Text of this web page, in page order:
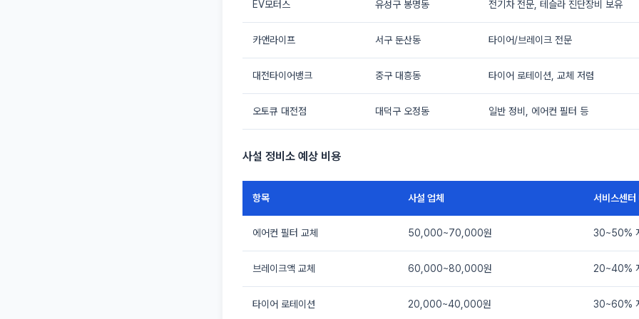
EV모터스 유성구 봉명동 전기차 전문, 테슬라 진단장비 보유
카앤라이프 서구 둔산동 타이어/브레이크 전문
대전타이어뱅크 중구 대흥동 타이어 로테이션, 교체 저렴
오토큐 대전점 대덕구 오정동 일반 정비, 에어컨 필터 등
사설 정비소 예상 비용
항목 사설 업체 서비스센터
에어컨 필터 교체 50,000~70,000원 30~50%
브레이크액 교체 60,000~80,000원 20~40%
타이어 로테이션 20,000~40,000원 30~60%